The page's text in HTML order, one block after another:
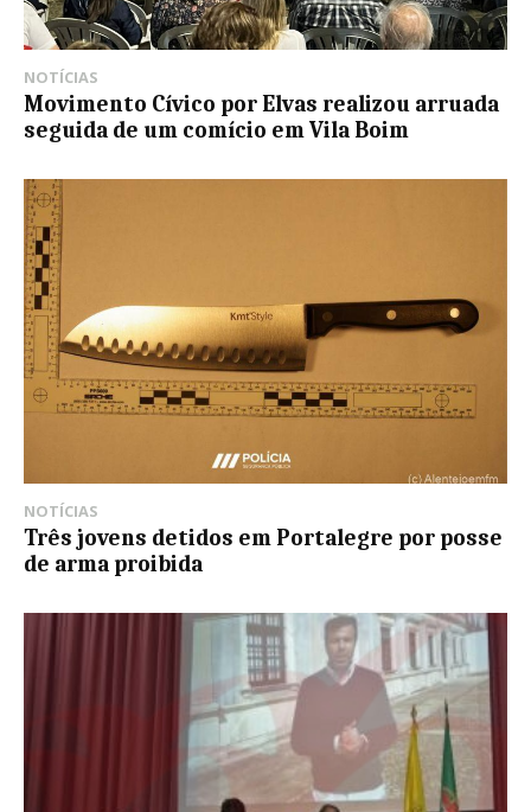
NOTÍCIAS
Movimento Cívico por Elvas realizou arruada
seguida de um comício em Vila Boim
NOTÍCIAS
Três jovens detidos em Portalegre por posse
de arma proibida